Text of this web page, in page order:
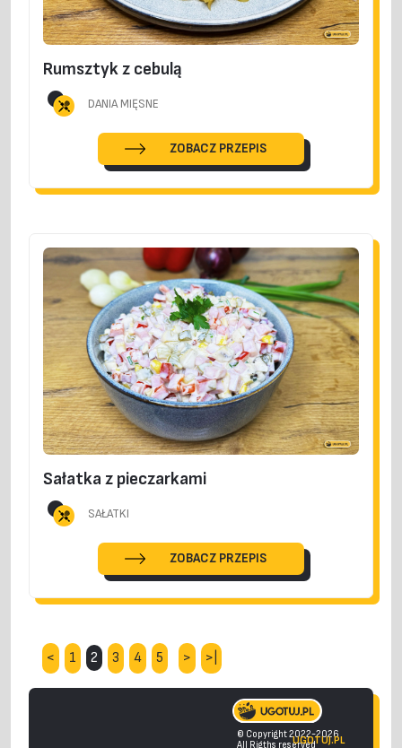
Rumsztyk z cebulą
DANIA MIĘSNE
ZOBACZ PRZEPIS
Sałatka z pieczarkami
SAŁATKI
ZOBACZ PRZEPIS
< 1 2 3 4 5 > >|
© Copyright 2022-2026
All Rigths reservedUGOTUJ.PL